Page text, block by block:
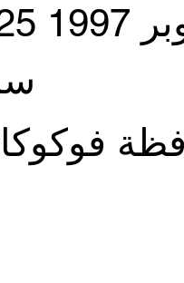
فوكوكا